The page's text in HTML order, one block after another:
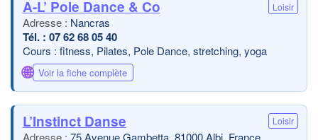
A-L’ Pole Dance & Co Loisir
Nancras
07 62 68 05 40
Cours : fitness, Pilates, Pole Dance, stretching, yoga
🌐 Voir la fiche complète
L’Instinct Danse Loisir
75 Avenue Gambetta, 81000 Albi, France